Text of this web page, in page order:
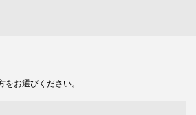
お選びください。